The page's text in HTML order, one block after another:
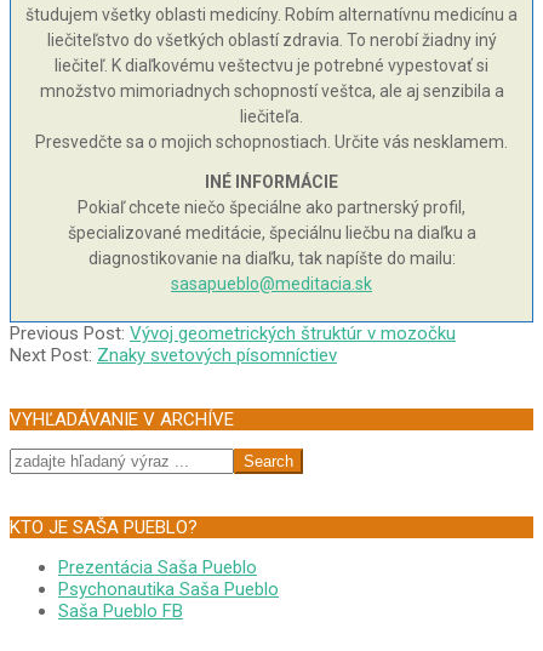
študujem všetky oblasti medicíny. Robím alternatívnu medicínu a
liečiteľstvo do všetkých oblastí zdravia. To nerobí žiadny iný
liečiteľ. K diaľkovému veštectvu je potrebné vypestovať si
množstvo mimoriadnych schopností veštca, ale aj senzibila a
liečiteľa.
Presvedčte sa o mojich schopnostiach. Určite vás nesklamem.
INÉ INFORMÁCIE
Pokiaľ chcete niečo špeciálne ako partnerský profil,
špecializované meditácie, špeciálnu liečbu na diaľku a
diagnostikovanie na diaľku, tak napíšte do mailu:
sasapueblo@meditacia.sk
2010-
08-
Previous Post: Vývoj geometrických štruktúr v mozočku
Next Post: Znaky svetových písomníctiev
VYHĽADÁVANIE V ARCHÍVE
Search
KTO JE SAŠA PUEBLO?
Prezentácia Saša Pueblo
Psychonautika Saša Pueblo
Saša Pueblo FB